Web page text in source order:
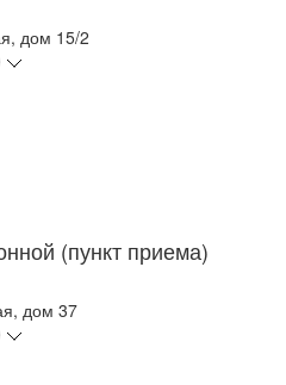
дом 15/2
(пункт приема)
дом 37